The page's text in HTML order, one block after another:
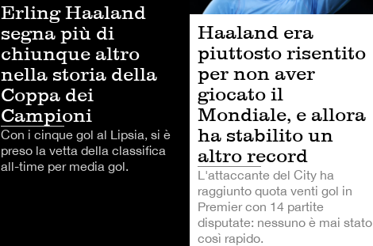
Erling Haaland
segna più di
chiunque altro
nella storia della
Coppa dei
Campioni
Con i cinque gol al Lipsia, si è
preso la vetta della classifica
all-time per media gol.
Haaland era
piuttosto risentito
per non aver
giocato il
Mondiale, e allora
ha stabilito un
altro record
L'attaccante del City ha
raggiunto quota venti gol in
Premier con 14 partite
disputate: nessuno è mai stato
così rapido.